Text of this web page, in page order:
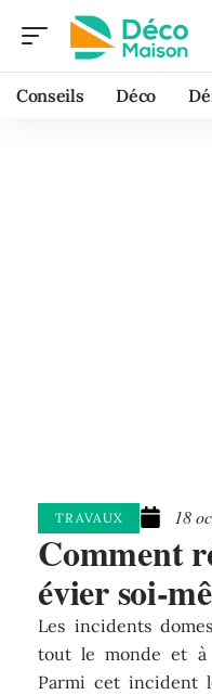
Conseils Déco
TRAVAUX 18
Comment
évier soi-
Les incidents
tout le monde et à
Parmi cet incident